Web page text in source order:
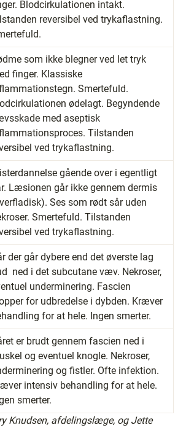
Blodcirkulationen intakt.
reversibel ved trykaflastning.
som ikke blegner ved let tryk
finger. Klassiske
Smertefuld.
ødelagt. Begyndende
med aseptisk
Tilstanden
ved trykaflastning.
gående over i egentligt
Læsionen går ikke gennem dermis
Ses som rødt sår uden
Smertefuld. Tilstanden
ved trykaflastning.
der går dybere end det øverste lag
ned i det subcutane væv. Nekroser,
underminering. Fascien
for udbredelse i dybden. Kræver
for at hele. Ingen smerter.
er brudt gennem fascien ned i
og eventuel knogle. Nekroser,
og fistler. Ofte infektion.
intensiv behandling for at hele.
smerter.
Knudsen, afdelingslæge, og Jette